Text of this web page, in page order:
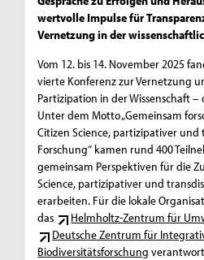
wertvolle Impulse für
Vernetzung in der
Vom 12. bis 14. November 2025
vierte Konferenz zur Vernetzung
Partizipation in der Wissenschaft –
Unter dem Motto „Gemeinsam
Citizen Science, partizipativer und
Forschung“ kamen rund 400
gemeinsam Perspektiven für die
Science, partizipativer und
erarbeiten. Für die lokale
das
Helmholtz-Zentrum für
Deutsche Zentrum für
Biodiversitätsforschung